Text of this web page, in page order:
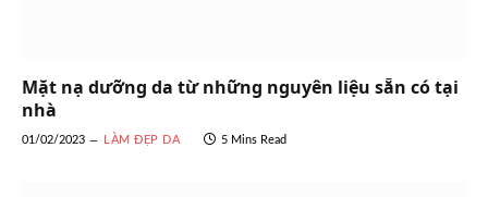
Mặt nạ dưỡng da từ những nguyên liệu sẵn có tại
nhà
01/02/2023 LÀM ĐẸP DA 5 Mins Read